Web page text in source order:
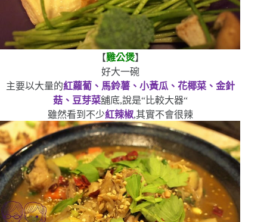
【雞公煲】
好大一碗
主要以大量的紅蘿蔔、馬鈴薯、小黃瓜、花椰菜、金針
菇、豆芽菜舖底,說是“比較大器“
雖然看到不少紅辣椒,其實不會很辣